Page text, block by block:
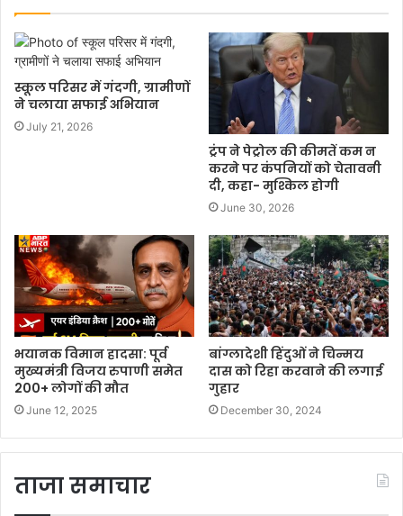
स्कूल परिसर में गंदगी, ग्रामीणों
ने चलाया सफाई अभियान
July 21, 2026
ट्रंप ने पेट्रोल की कीमतें कम न
करने पर कंपनियों को चेतावनी
दी, कहा- मुश्किल होगी
June 30, 2026
भयानक विमान हादसा: पूर्व
मुख्यमंत्री विजय रुपाणी समेत
200+ लोगों की मौत
June 12, 2025
बांग्लादेशी हिंदुओं ने चिन्मय
दास को रिहा करवाने की लगाई
गुहार
December 30, 2024
ताजा समाचार